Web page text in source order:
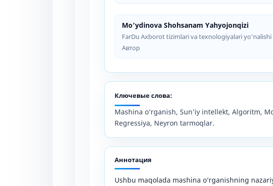
Mo‘ydinova Shohsanam Yahyojonqizi
FarDu Axborot tizimlari va texnologiyalari
Автор
Ключевые слова:
Mashina o‘rganish, Sun’iy intellekt, Algoritm,
Regressiya, Neyron tarmoqlar.
Аннотация
Ushbu maqolada mashina o‘rganishning